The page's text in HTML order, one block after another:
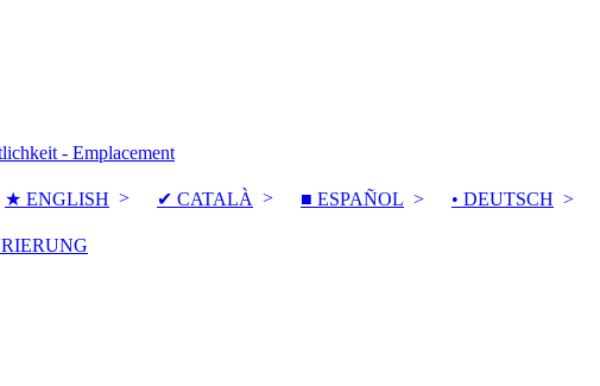
- Emplacement
★ ENGLISH ✔ CATALÀ ■ ESPAÑOL • DEUTSCH